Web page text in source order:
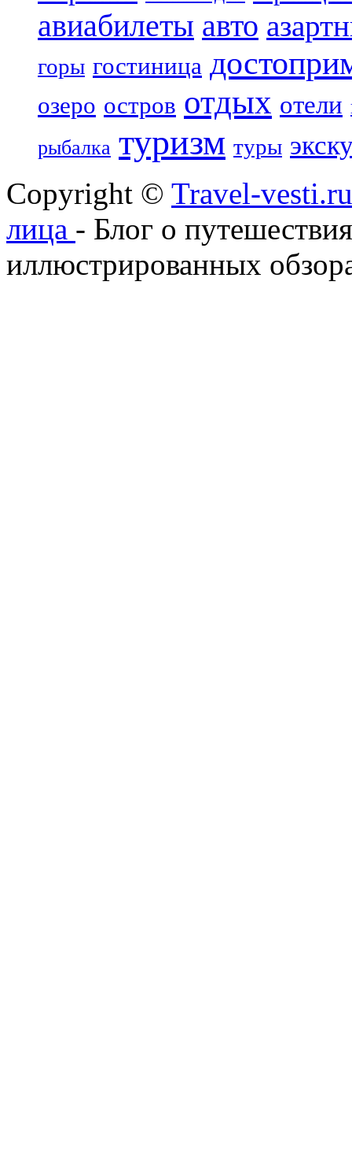
авиабилеты авто
горы гостиница
озеро остров отдых отели
рыбалка туризм туры
Copyright © Travel-
лица - Блог о
иллюстрированных